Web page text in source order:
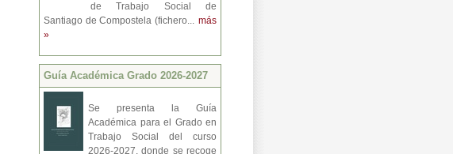
de Trabajo Social de
Santiago de Compostela (fichero... más
»
Guí­a Académica Grado 2026-2027
Se presenta la Guía
Académica para el Grado en
Trabajo Social del curso
2026-2027, donde se recoge